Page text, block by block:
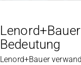
Bedeutung
Lenord+Bauer